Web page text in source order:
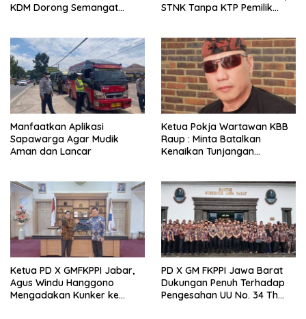
KDM Dorong Semangat
Arcamanik
STNK Tanpa KTP Pemilik
Manfaatkan Aplikasi
Sapawarga Agar Mudik
Aman dan Lancar
Ketua Pokja Wartawan KBB
Raup : Minta Batalkan
Kenaikan Tunjangan
Ketua PD X GMFKPPI Jabar,
Agus Windu Hanggono
Mengadakan Kunker ke
PD X GM FKPPI Jawa Barat
Dukungan Penuh Terhadap
Pengesahan UU No. 34 Th